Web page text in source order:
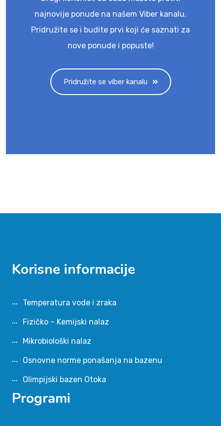
najnovije ponude na našem Viber kanalu.
Pridružite se i budite prvi koji će saznati za
nove ponude i popuste!
Pridružite se viber kanalu
Korisne informacije
Temperatura vode i zraka
Fizičko – Kemijski nalaz
Mikrobiološki nalaz
Osnovne norme ponašanja na bazenu
Olimpijski bazen Otoka
Programi